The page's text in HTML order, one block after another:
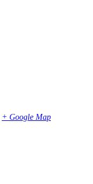
+ Google Map